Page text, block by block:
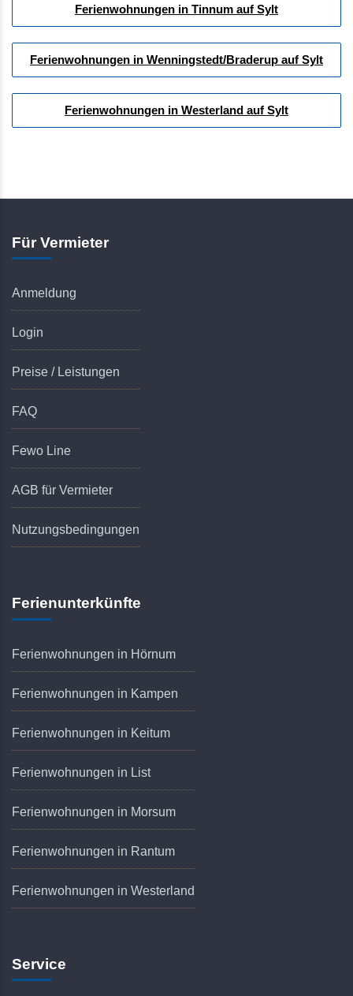
Ferienwohnungen in Tinnum auf Sylt
Ferienwohnungen in Wenningstedt/Braderup auf Sylt
Ferienwohnungen in Westerland auf Sylt
Für Vermieter
Anmeldung
Login
Preise / Leistungen
FAQ
Fewo Line
AGB für Vermieter
Nutzungsbedingungen
Ferienunterkünfte
Ferienwohnungen in Hörnum
Ferienwohnungen in Kampen
Ferienwohnungen in Keitum
Ferienwohnungen in List
Ferienwohnungen in Morsum
Ferienwohnungen in Rantum
Ferienwohnungen in Westerland
Service